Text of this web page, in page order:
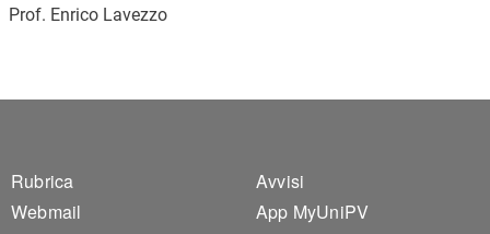
Prof. Enrico Lavezzo
Footer 1
Rubrica
Webmail
Footer 2
Avvisi
App MyUniPV